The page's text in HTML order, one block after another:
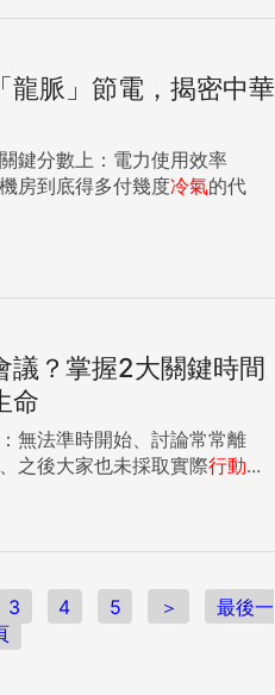
龍脈」節電，揭密中華
鍵分數上：電力使用效率
房到底得多付幾度冷氣的代
議？掌握2大關鍵時間
命
無法準時開始、討論常常離
之後大家也未採取實際行動...
3 4 5 ＞
最後一